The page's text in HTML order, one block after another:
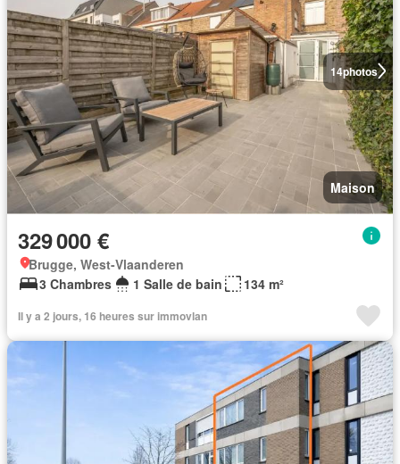
14photos
Maison
329 000 €
Brugge, West-Vlaanderen
3 Chambres
1 Salle de bain 134 m²
Il y a 2 jours, 16 heures sur immovlan